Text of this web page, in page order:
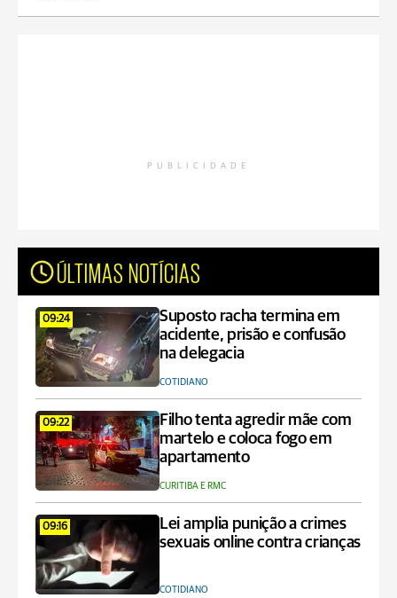
PUBLICIDADE
ÚLTIMAS NOTÍCIAS
09:24
Suposto racha termina em
acidente, prisão e confusão
na delegacia
COTIDIANO
09:22
Filho tenta agredir mãe com
martelo e coloca fogo em
apartamento
CURITIBA E RMC
09:16
Lei amplia punição a crimes
sexuais online contra crianças
COTIDIANO